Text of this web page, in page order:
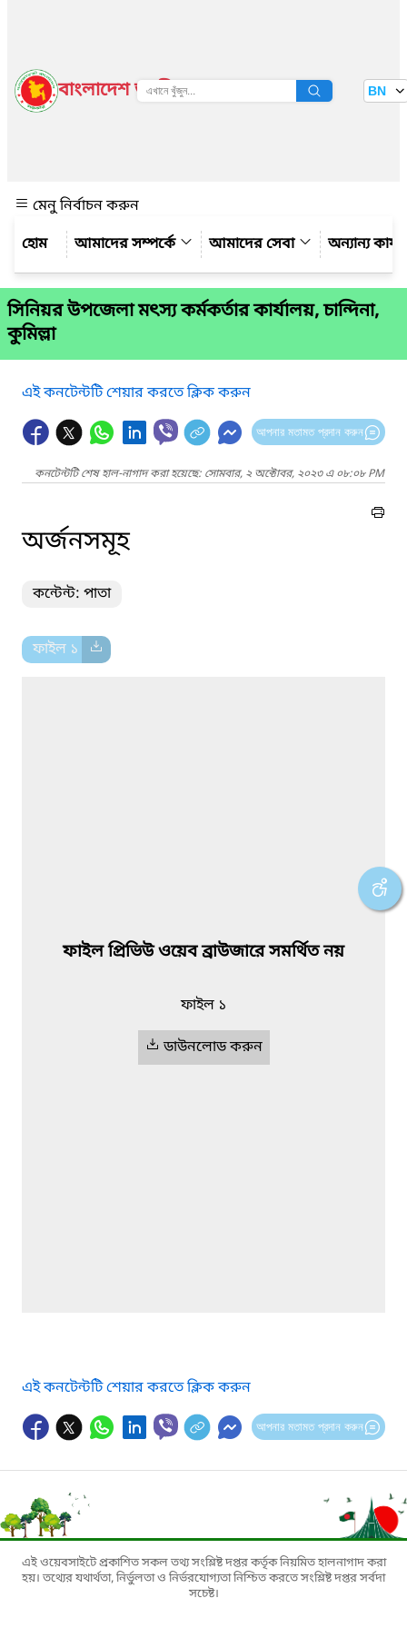
বাংলাদেশ জাতীয় তথ্য বাতায়ন BN
মেনু নির্বাচন করুন
আমাদের সম্পর্কে
আমাদের সেবা অন্যান্য
সিনিয়র উপজেলা মৎস্য কর্মকর্তার কার্যালয়, চান্দিনা,
কুমিল্লা
এই কনটেন্টটি শেয়ার করতে ক্লিক করুন
আপনার মতামত প্রদান করুন
কনটেন্টটি শেষ হাল-নাগাদ করা হয়েছে: সোমবার, ২ অক্টোবর, ২০২৩ এ ০৮:০৮ PM
অর্জনসমূহ
কন্টেন্ট: পাতা
ফাইল ১
ফাইল প্রিভিউ ওয়েব ব্রাউজারে সমর্থিত নয়
ফাইল ১
ডাউনলোড করুন
এই কনটেন্টটি শেয়ার করতে ক্লিক করুন
আপনার মতামত প্রদান করুন
এই ওয়েবসাইটে প্রকাশিত সকল তথ্য সংশ্লিষ্ট দপ্তর কর্তৃক নিয়মিত হালনাগাদ করা
হয়। তথ্যের যথার্থতা, নির্ভুলতা ও নির্ভরযোগ্যতা নিশ্চিত করতে সংশ্লিষ্ট দপ্তর সর্বদা
সচেষ্ট।